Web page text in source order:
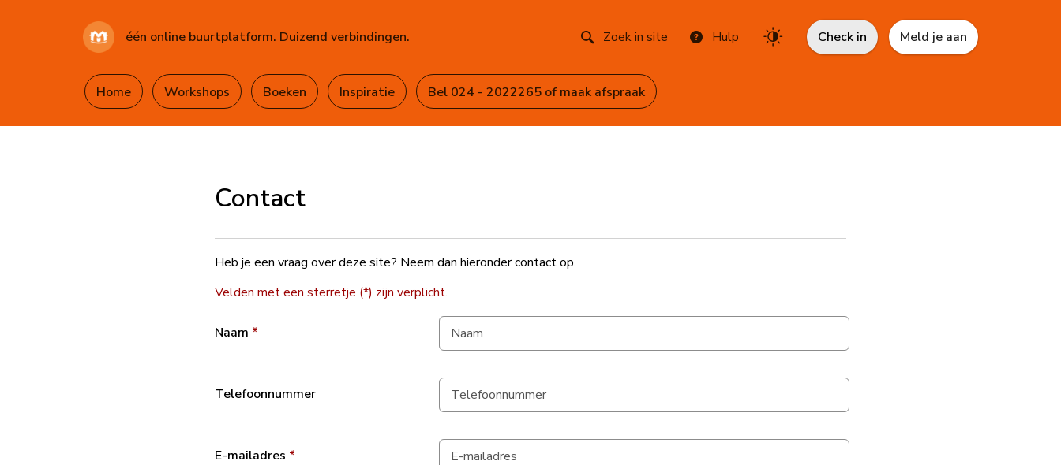
één online buurtplatform. Duizend verbindingen. Zoek in site Hulp Check in Meld je aan
Home Workshops Boeken Inspiratie Bel 024 - 2022265 of maak afspraak
Contact
Heb je een vraag over deze site? Neem dan hieronder contact op.
Velden met een sterretje (*) zijn verplicht.
Naam *
Telefoonnummer
E-mailadres *